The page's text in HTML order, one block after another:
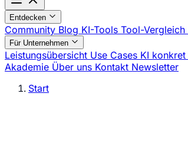
Entdecken
Community Blog KI-Tools Tool-Vergleich
Für Unternehmen
Leistungsübersicht Use Cases KI konkret
Akademie Über uns Kontakt Newsletter
Start